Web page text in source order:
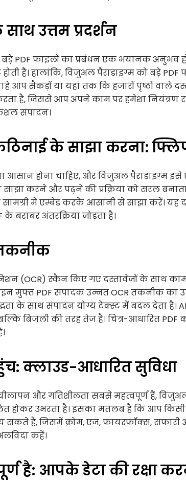
उत्तम प्रदर्शन
PDF फाइलों का प्रबंधन एक भयानक
हैं। हालांकि, विजुअल पैराडाइग्म को बड़े
आप सैकड़ों या यहां तक कि हजारों पृष्ठों वाले
करता है, जिससे आप अपने काम पर हमेशा
संपादन।
के साझा करना:
होना चाहिए, और विजुअल पैराडाइग्म इसे
करने और पढ़ने की प्रक्रिया को सरल
सामग्री में एम्बेड करके आसानी से साझा करें।
के बराबर अंतरक्रिया जोड़ता है।
(OCR) स्कैन किए गए दस्तावेजों के साथ
मुफ्त PDF संपादक उन्नत OCR तकनीक का
के साथ संपादन योग्य टेक्स्ट में बदल देता है।
बिजली की तरह तेज है। चित्र-आधारित
क्लाउड-आधारित सुविधा
और गतिशीलता सबसे महत्वपूर्ण हैं,
होकर उभरता है। इसका मतलब है कि आप
सकते हैं, जिसमें क्रोम, एज, फायरफॉक्स, सफारी
कहें।
है: आपके डेटा की रक्षा